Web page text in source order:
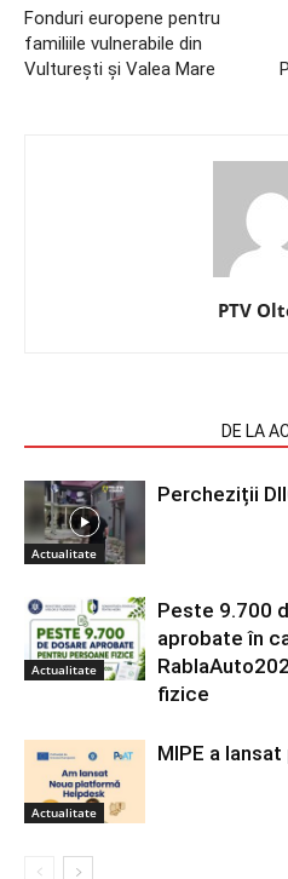
Fonduri europene pentru
familiile vulnerabile din
Vulturești și Valea Mare
PTV
DE LA
Actualitate
Percheziții
Actualitate
Peste 9.700
aprobate în
fizice
Actualitate
MIPE a